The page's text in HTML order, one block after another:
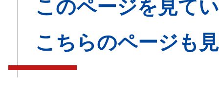
このページを見て
こちらのページも